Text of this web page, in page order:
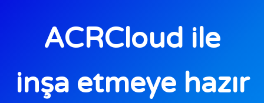
ACRCloud ile
inşa etmeye hazır